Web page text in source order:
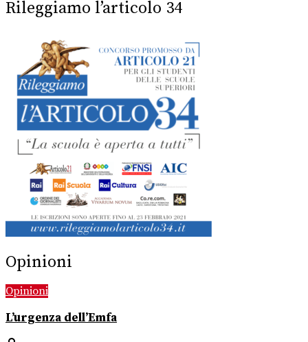
Rileggiamo l’articolo 34
Opinioni
Opinioni
L’urgenza dell’Emfa